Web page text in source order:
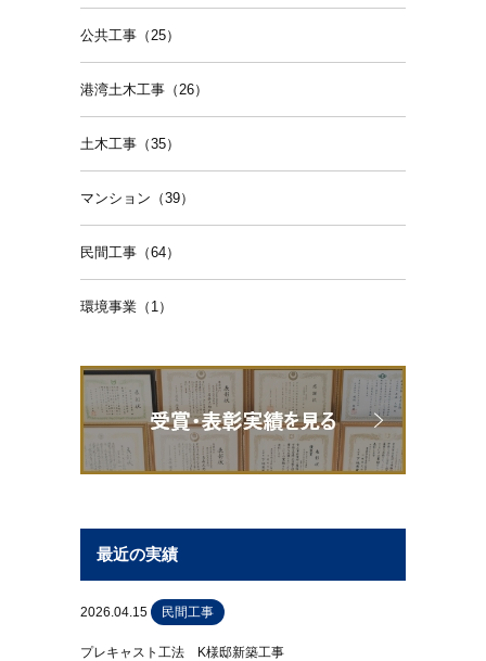
公共工事（25）
港湾土木工事（26）
土木工事（35）
マンション（39）
民間工事（64）
環境事業（1）
最近の実績
2026.04.15 民間工事
プレキャスト工法 K様邸新築工事